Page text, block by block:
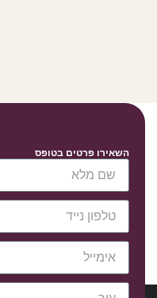
השאירו פרטים בטופס